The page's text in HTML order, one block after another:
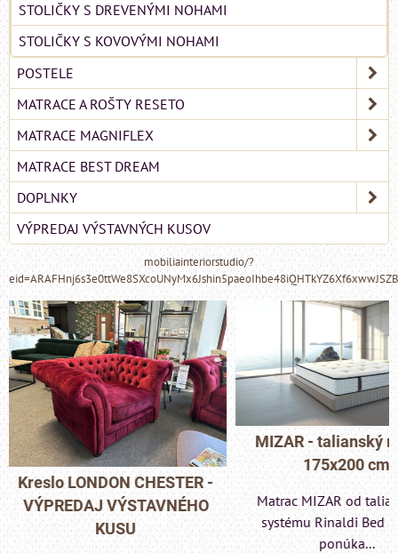
STOLIČKY S DREVENÝMI NOHAMI
STOLIČKY S KOVOVÝMI NOHAMI
POSTELE
MATRACE A ROŠTY RESETO
MATRACE MAGNIFLEX
MATRACE BEST DREAM
DOPLNKY
VÝPREDAJ VÝSTAVNÝCH KUSOV
mobiliainteriorstudio/?
MIZAR - talianský matrac
175x200 cm
Matrac MIZAR od talianskeho
systému Rinaldi Bed System
ponúka...
Pohovka LONDON
- VÝPREDAJ
KUSU